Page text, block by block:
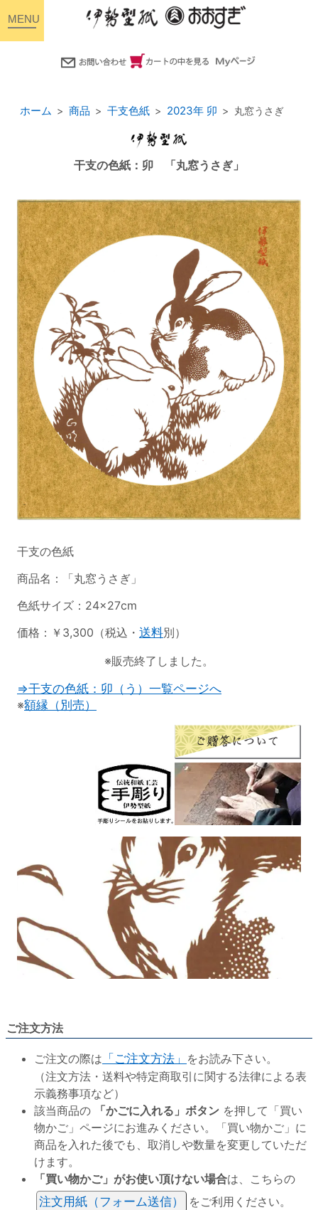
ホーム 商品 干支色紙 2023年 卯 丸窓うさぎ
干支の色紙：卯 「丸窓うさぎ」
干支の色紙
商品名：「丸窓うさぎ」
色紙サイズ：24×27cm
価格：￥3,300（税込・ 送料別）
※販売終了しました。
⇒干支の色紙：卯（う）一覧ページへ
※額縁（別売）
ご注文方法
ご注文の際は 「ご注文方法」 をお読み下さい。
（注文方法・送料や特定商取引に関する法律による表
示義務事項など）
該当商品の
「かごに入れる」ボタン を押して「買い
物かご」ページにお進みください。「買い物かご」に
商品を入れた後でも、取消しや数量を変更していただ
けます。
「買い物かご」がお使い頂けない場合は、こちらの
注文用紙（フォーム送信）
をご利用ください。
toggle
navigation